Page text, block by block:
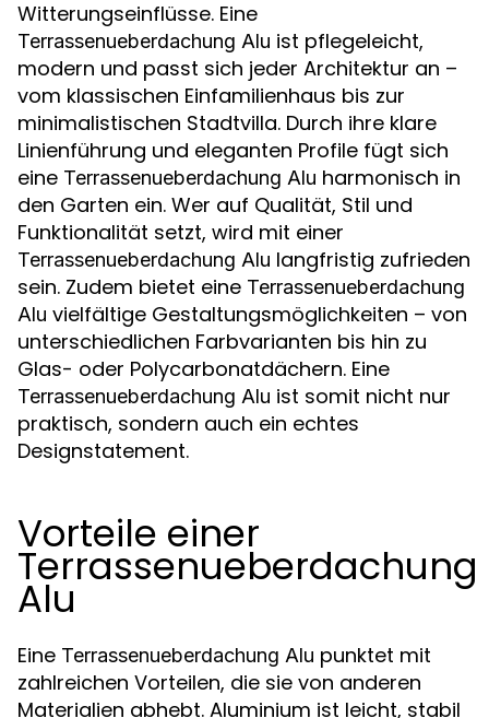
Witterungseinflüsse. Eine
Terrassenueberdachung Alu ist pflegeleicht,
modern und passt sich jeder Architektur an –
vom klassischen Einfamilienhaus bis zur
minimalistischen Stadtvilla. Durch ihre klare
Linienführung und eleganten Profile fügt sich
eine Terrassenueberdachung Alu harmonisch in
den Garten ein. Wer auf Qualität, Stil und
Funktionalität setzt, wird mit einer
Terrassenueberdachung Alu langfristig zufrieden
sein. Zudem bietet eine Terrassenueberdachung
Alu vielfältige Gestaltungsmöglichkeiten – von
unterschiedlichen Farbvarianten bis hin zu
Glas- oder Polycarbonatdächern. Eine
Terrassenueberdachung Alu ist somit nicht nur
praktisch, sondern auch ein echtes
Designstatement.
Vorteile einer
Terrassenueberdachung
Alu
Eine Terrassenueberdachung Alu punktet mit
zahlreichen Vorteilen, die sie von anderen
Materialien abhebt. Aluminium ist leicht, stabil